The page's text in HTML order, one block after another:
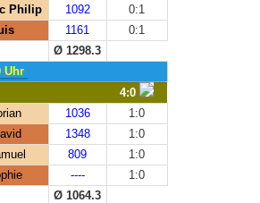
Philip 1092
0:1
1161
0:1
Ø 1298.3
Uhr
4:0
1036
1:0
1348
1:0
809
1:0
----
1:0
Ø 1064.3